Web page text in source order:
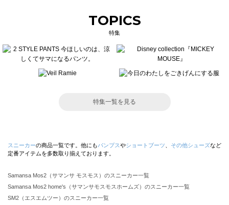
TOPICS
特集
特集一覧を見る
スニーカーの商品一覧です。他にもパンプスやショートブーツ その他シューズなど
定番アイテムを多数取り揃えております。
Samansa Mos2（サマンサ モスモス）のスニーカー一覧
Samansa Mos2 home's（サマンサモスモスホームズ）のスニーカー一覧
SM2（エスエムツー）のスニーカー一覧